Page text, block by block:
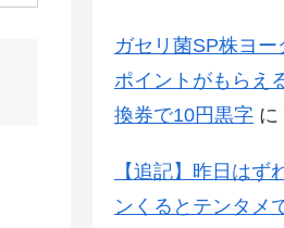
ガセリ菌SP株ヨ
ポイントがもらえ
換券で10円黒字 に
【追記】昨日はず
ンくるとテンタメ